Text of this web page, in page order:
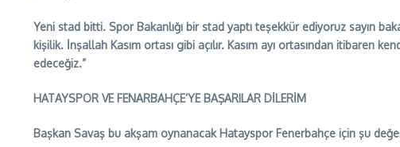
Yeni stad bitti. Spor Bakanlığı bir stad yaptı teşekkür ediyoruz sayın
kişilik. İnşallah Kasım ortası gibi açılır. Kasım ayı ortasından itibaren
edeceğiz.”
HATAYSPOR VE FENARBAHÇE’YE BAŞARILAR DİLERİM
Başkan Savaş bu akşam oynanacak Hatayspor Fenerbahçe için şu